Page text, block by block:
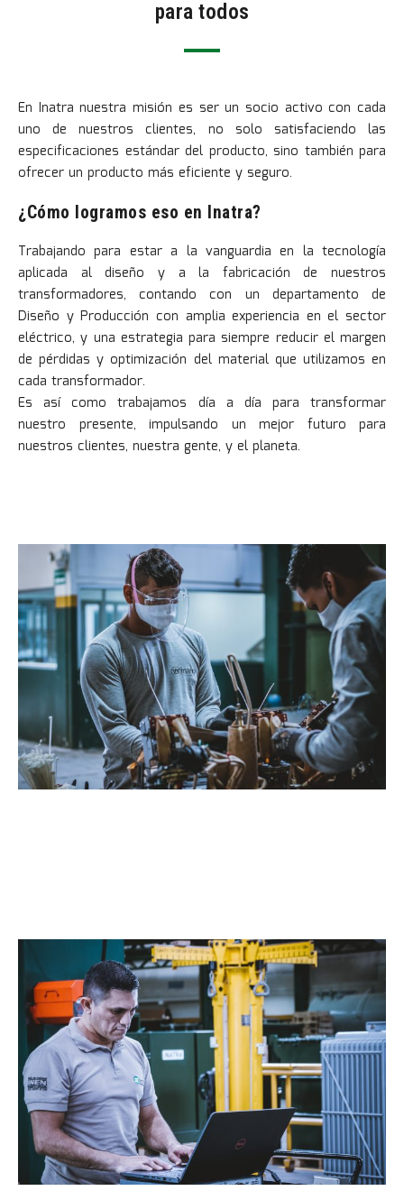
para todos
En Inatra nuestra misión es ser un socio activo con cada
uno de nuestros clientes, no solo satisfaciendo las
especificaciones estándar del producto, sino también para
ofrecer un producto más eficiente y seguro.
¿Cómo logramos eso en Inatra?
Trabajando para estar a la vanguardia en la tecnología
aplicada al diseño y a la fabricación de nuestros
transformadores, contando con un departamento de
Diseño y Producción con amplia experiencia en el sector
eléctrico, y una estrategia para siempre reducir el margen
de pérdidas y optimización del material que utilizamos en
cada transformador.
Es así como trabajamos día a día para transformar
nuestro presente, impulsando un mejor futuro para
nuestros clientes, nuestra gente, y el planeta.